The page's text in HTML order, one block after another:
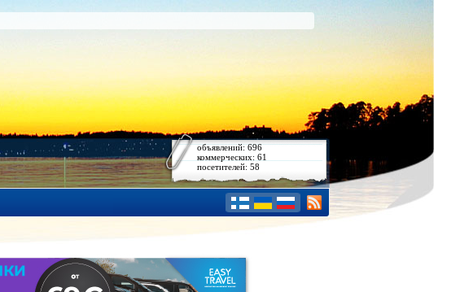
объявлений: 696
коммерческих: 61
посетителей: 58